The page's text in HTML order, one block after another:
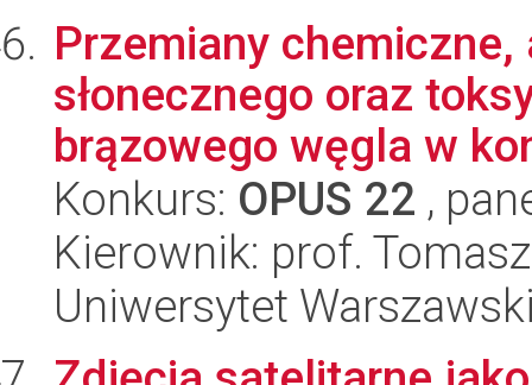
Przemiany
słonecznego oraz
brązowego węgla w
Konkurs: OPUS 22 ,
Kierownik: prof.
Uniwersytet